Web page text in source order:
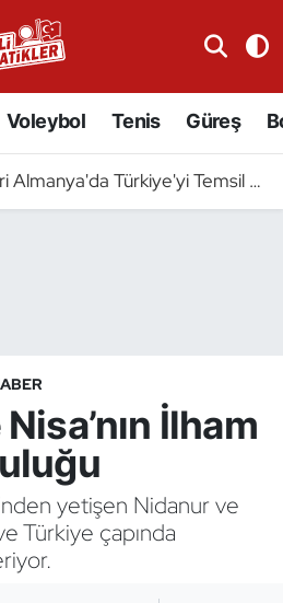
Voleybol Tenis Güreş
Türkiye'yi Temsil Edecek
İlham
yetişen Nidanur ve
Türkiye çapında